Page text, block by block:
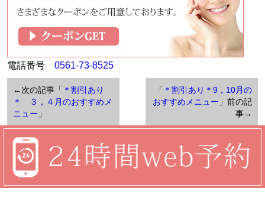
電話番号 0561-73-8525
「 ＊割引あり＊9，10月の
おすすめメニュー 」前の記
事→
←次の記事「 ＊割引あり
＊ ３，４月のおすすめメ
ニュー 」